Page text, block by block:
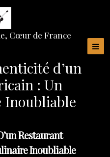
Cœur de France
d’un
: Un
Inoubliable
Restaurant
Inoubliable